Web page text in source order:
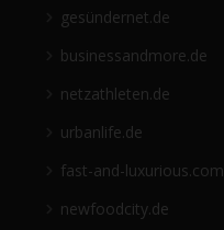
gesündernet.de
businessandmore.de
netzathleten.de
urbanlife.de
fast-and-luxurious.com
newfoodcity.de